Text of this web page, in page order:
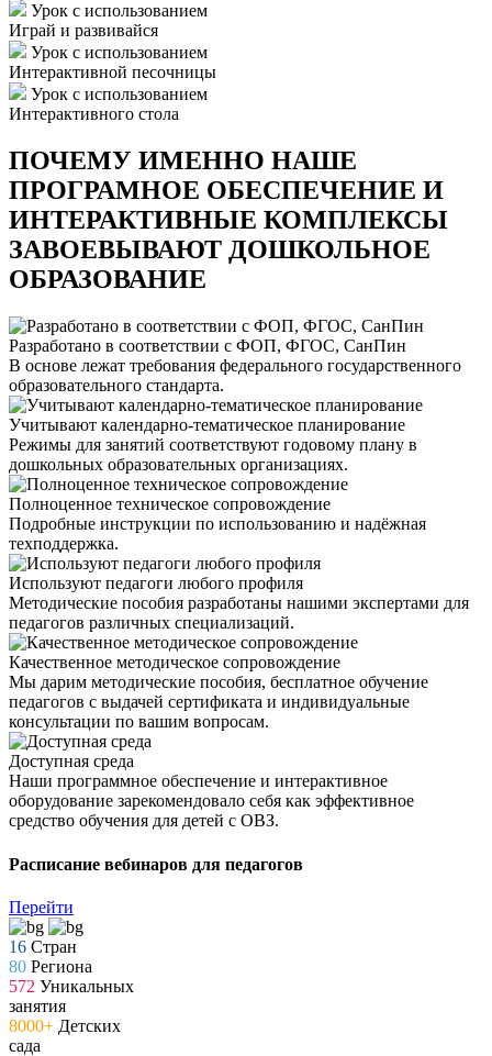
Урок с использованием
Играй и развивайся
Урок с использованием
Интерактивной песочницы
Урок с использованием
Интерактивного стола
ПОЧЕМУ ИМЕННО НАШЕ
ПРОГРАМНОЕ ОБЕСПЕЧЕНИЕ И
ИНТЕРАКТИВНЫЕ КОМПЛЕКСЫ
ЗАВОЕВЫВАЮТ ДОШКОЛЬНОЕ
ОБРАЗОВАНИЕ
Разработано в соответствии с ФОП, ФГОС, СанПин
В основе лежат требования федерального государственного
образовательного стандарта.
Учитывают календарно-тематическое планирование
Режимы для занятий соответствуют годовому плану в
дошкольных образовательных организациях.
Полноценное техническое сопровождение
Подробные инструкции по использованию и надёжная
техподдержка.
Используют педагоги любого профиля
Методические пособия разработаны нашими экспертами для
педагогов различных специализаций.
Качественное методическое сопровождение
Мы дарим методические пособия, бесплатное обучение
педагогов с выдачей сертификата и индивидуальные
консультации по вашим вопросам.
Доступная среда
Наши программное обеспечение и интерактивное
оборудование зарекомендовало себя как эффективное
средство обучения для детей с ОВЗ.
Расписание вебинаров для педагогов
Перейти
16 Стран
80 Региона
572 Уникальных
занятия
8000+ Детских
сада